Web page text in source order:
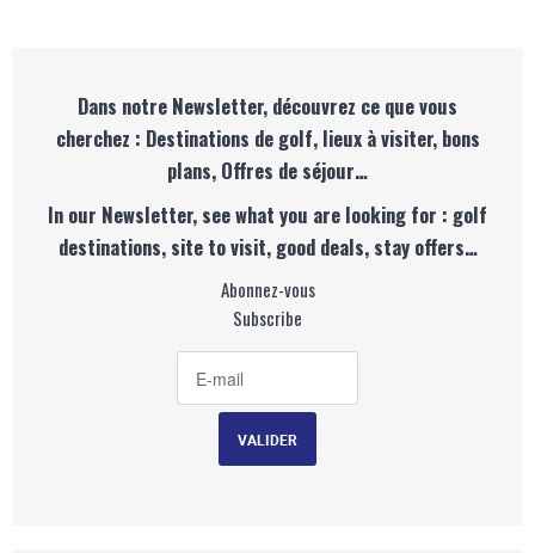
Dans notre Newsletter, découvrez ce que vous
cherchez : Destinations de golf, lieux à visiter, bons
plans, Offres de séjour…
In our Newsletter, see what you are looking for : golf
destinations, site to visit, good deals, stay offers…
Abonnez-vous
Subscribe